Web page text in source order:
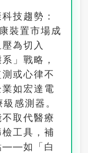
技趨勢：
裝置市場成
為切入
」戰略，
或心律不
如宏達電
感測器。
取代醫療
工具，補
——如「白